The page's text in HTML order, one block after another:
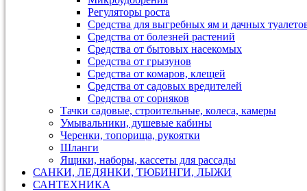
Регуляторы роста
Средства для выгребных ям и дачных
Средства от болезней растений
Средства от бытовых насекомых
Средства от грызунов
Средства от комаров, клещей
Средства от садовых вредителей
Средства от сорняков
Тачки садовые, строительные, колеса, камеры
Умывальники, душевые кабины
Черенки, топорища, рукоятки
Шланги
Ящики, наборы, кассеты для рассады
САНКИ, ЛЕДЯНКИ, ТЮБИНГИ, ЛЫЖИ
САНТЕХНИКА